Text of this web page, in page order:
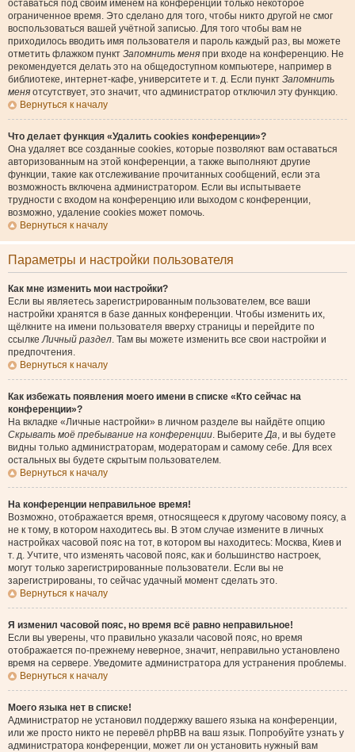
оставаться под своим именем на конференции только некоторое
ограниченное время. Это сделано для того, чтобы никто другой не смог
воспользоваться вашей учётной записью. Для того чтобы вам не
приходилось вводить имя пользователя и пароль каждый раз, вы можете
отметить флажком пункт Запомнить меня при входе на конференцию. Не
рекомендуется делать это на общедоступном компьютере, например в
библиотеке, интернет-кафе, университете и т. д. Если пункт Запомнить
меня отсутствует, это значит, что администратор отключил эту функцию.
Вернуться к началу
Что делает функция «Удалить cookies конференции»?
Она удаляет все созданные cookies, которые позволяют вам оставаться
авторизованным на этой конференции, а также выполняют другие
функции, такие как отслеживание прочитанных сообщений, если эта
возможность включена администратором. Если вы испытываете
трудности с входом на конференцию или выходом с конференции,
возможно, удаление cookies может помочь.
Вернуться к началу
Параметры и настройки пользователя
Как мне изменить мои настройки?
Если вы являетесь зарегистрированным пользователем, все ваши
настройки хранятся в базе данных конференции. Чтобы изменить их,
щёлкните на имени пользователя вверху страницы и перейдите по
ссылкеЛичный раздел. Там вы можете изменить все свои настройки и
предпочтения.
Вернуться к началу
Как избежать появления моего имени в списке «Кто сейчас на
конференции»?
На вкладке «Личные настройки» в личном разделе вы найдёте опцию
Скрывать моё пребывание на конференции. ВыберитеДа, и вы будете
видны только администраторам, модераторам и самому себе. Для всех
остальных вы будете скрытым пользователем.
Вернуться к началу
На конференции неправильное время!
Возможно, отображается время, относящееся к другому часовому поясу, а
не к тому, в котором находитесь вы. В этом случае измените в личных
настройках часовой пояс на тот, в котором вы находитесь: Москва, Киев и
т. д. Учтите, что изменять часовой пояс, как и большинство настроек,
могут только зарегистрированные пользователи. Если вы не
зарегистрированы, то сейчас удачный момент сделать это.
Вернуться к началу
Я изменил часовой пояс, но время всё равно неправильное!
Если вы уверены, что правильно указали часовой пояс, но время
отображается по-прежнему неверное, значит, неправильно установлено
время на сервере. Уведомите администратора для устранения проблемы.
Вернуться к началу
Моего языка нет в списке!
Администратор не установил поддержку вашего языка на конференции,
или же просто никто не перевёл phpBB на ваш язык. Попробуйте узнать у
администратора конференции, может ли он установить нужный вам